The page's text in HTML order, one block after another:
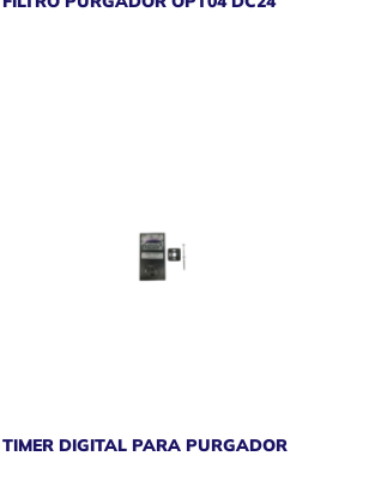
TIMER DIGITAL PARA PURGADOR